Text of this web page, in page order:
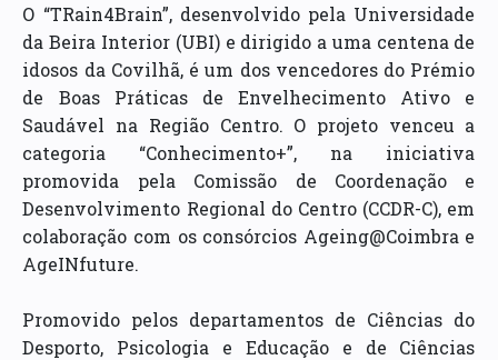
O “TRain4Brain”, desenvolvido pela Universidade
da Beira Interior (UBI) e dirigido a uma centena de
idosos da Covilhã, é um dos vencedores do Prémio
de Boas Práticas de Envelhecimento Ativo e
Saudável na Região Centro. O projeto venceu a
categoria “Conhecimento+”, na iniciativa
promovida pela Comissão de Coordenação e
Desenvolvimento Regional do Centro (CCDR-C), em
colaboração com os consórcios Ageing@Coimbra e
AgeINfuture.
Promovido pelos departamentos de Ciências do
Desporto, Psicologia e Educação e de Ciências